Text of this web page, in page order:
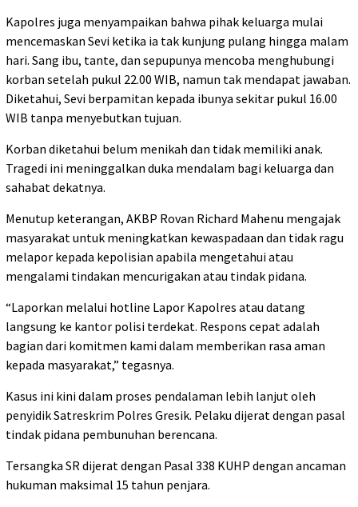
Kapolres juga menyampaikan bahwa pihak keluarga mulai
mencemaskan Sevi ketika ia tak kunjung pulang hingga malam
hari. Sang ibu, tante, dan sepupunya mencoba menghubungi
korban setelah pukul 22.00 WIB, namun tak mendapat jawaban.
Diketahui, Sevi berpamitan kepada ibunya sekitar pukul 16.00
WIB tanpa menyebutkan tujuan.
Korban diketahui belum menikah dan tidak memiliki anak.
Tragedi ini meninggalkan duka mendalam bagi keluarga dan
sahabat dekatnya.
Menutup keterangan, AKBP Rovan Richard Mahenu mengajak
masyarakat untuk meningkatkan kewaspadaan dan tidak ragu
melapor kepada kepolisian apabila mengetahui atau
mengalami tindakan mencurigakan atau tindak pidana.
“Laporkan melalui hotline Lapor Kapolres atau datang
langsung ke kantor polisi terdekat. Respons cepat adalah
bagian dari komitmen kami dalam memberikan rasa aman
kepada masyarakat,” tegasnya.
Kasus ini kini dalam proses pendalaman lebih lanjut oleh
penyidik Satreskrim Polres Gresik. Pelaku dijerat dengan pasal
tindak pidana pembunuhan berencana.
Tersangka SR dijerat dengan Pasal 338 KUHP dengan ancaman
hukuman maksimal 15 tahun penjara.